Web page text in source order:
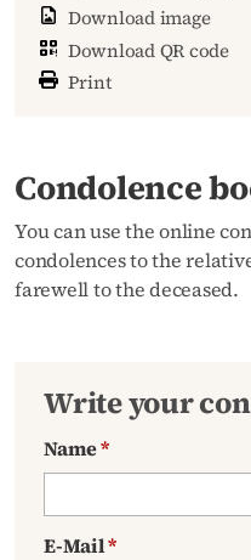
Download image
Download QR code
Print
Condolence
You can use the online
condolences to the
farewell to the deceased.
Write your
Name*
E-Mail*